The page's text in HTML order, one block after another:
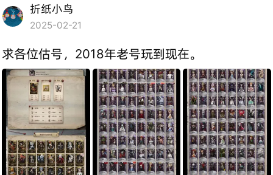
折纸小鸟
2025-02-21
求各位估号，2018年老号玩到现在。